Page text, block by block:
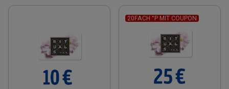
20FACH °P MIT COUPON